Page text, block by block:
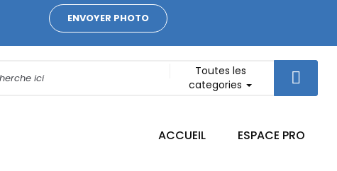
ENVOYER PHOTO
Toutes les
categories
ACCUEIL ESPACE PRO